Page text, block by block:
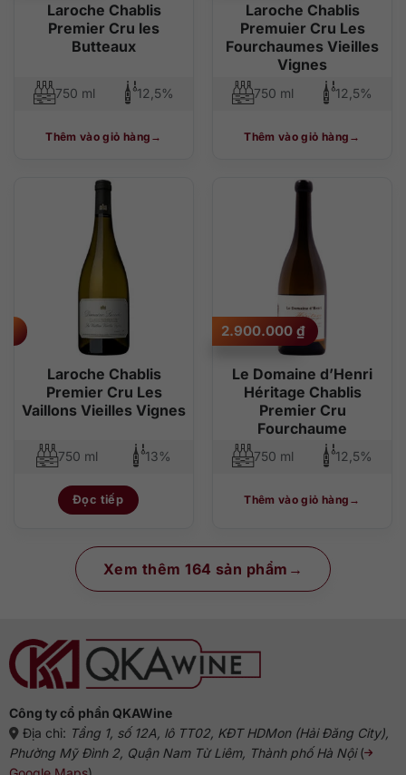
Laroche Chablis
Premier Cru les
Butteaux
750 ml 12,5%
Thêm vào giỏ hàng
Laroche Chablis
Premuier Cru Les
Fourchaumes Vieilles
Vignes
750 ml 12,5%
Thêm vào giỏ hàng
Laroche Chablis
Premier Cru Les
Vaillons Vieilles Vignes
750 ml 13%
Đọc tiếp
Le Domaine d’Henri
Héritage Chablis
Premier Cru
Fourchaume
2.900.000 ₫
750 ml 12,5%
Thêm vào giỏ hàng
Xem thêm 164 sản phẩm
Công ty cổ phần QKAWine
Địa chỉ: Tầng 1, số 12A, lô TT02, KĐT HDMon (Hải Đăng City),
Phường Mỹ Đình 2, Quận Nam Từ Liêm, Thành phố Hà Nội(